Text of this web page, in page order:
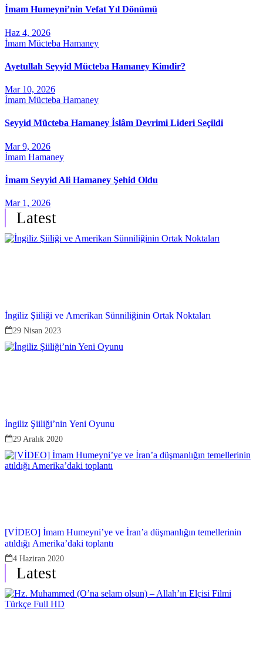
İmam Humeyni’nin Vefat Yıl Dönümü
Haz 4, 2026
İmam Mücteba Hamaney
Ayetullah Seyyid Mücteba Hamaney Kimdir?
Mar 10, 2026
İmam Mücteba Hamaney
Seyyid Mücteba Hamaney İslâm Devrimi Lideri Seçildi
Mar 9, 2026
İmam Hamaney
İmam Seyyid Ali Hamaney Şehid Oldu
Mar 1, 2026
Latest
İngiliz Şiiliği ve Amerikan Sünniliğinin Ortak Noktaları
29 Nisan 2023
İngiliz Şiiliği’nin Yeni Oyunu
29 Aralık 2020
[VİDEO] İmam Humeyni’ye ve İran’a düşmanlığın temellerinin
atıldığı Amerika’daki toplantı
4 Haziran 2020
Latest